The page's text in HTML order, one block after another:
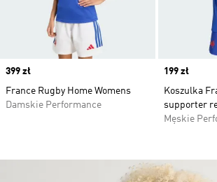
Price
399 zł
France Rugby Home Womens
Damskie Performance
Price
199 zł
Koszulka
supporter
Męskie